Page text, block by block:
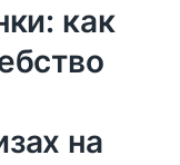
как
на